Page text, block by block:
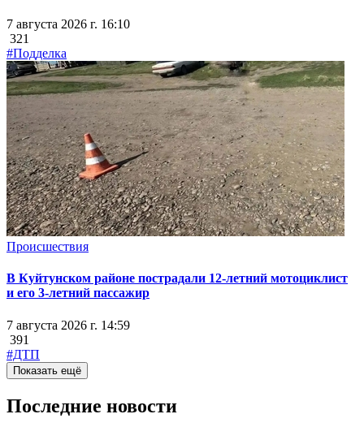
7 августа 2026 г. 16:10
321
#Подделка
Происшествия
В Куйтунском районе пострадали 12-летний мотоциклист
и его 3-летний пассажир
7 августа 2026 г. 14:59
391
#ДТП
Показать ещё
Последние новости